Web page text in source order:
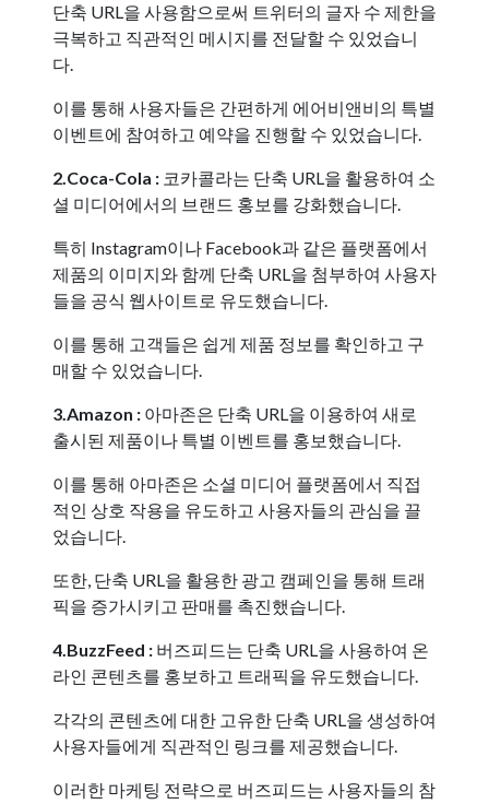
단축 URL을 사용함으로써 트위터의 글자 수 제한을
극복하고 직관적인 메시지를 전달할 수 있었습니
다.
이를 통해 사용자들은 간편하게 에어비앤비의 특별
이벤트에 참여하고 예약을 진행할 수 있었습니다.
2.Coca-Cola : 코카콜라는 단축 URL을 활용하여 소
셜 미디어에서의 브랜드 홍보를 강화했습니다.
특히 Instagram이나 Facebook과 같은 플랫폼에서
제품의 이미지와 함께 단축 URL을 첨부하여 사용자
들을 공식 웹사이트로 유도했습니다.
이를 통해 고객들은 쉽게 제품 정보를 확인하고 구
매할 수 있었습니다.
3.Amazon : 아마존은 단축 URL을 이용하여 새로
출시된 제품이나 특별 이벤트를 홍보했습니다.
이를 통해 아마존은 소셜 미디어 플랫폼에서 직접
적인 상호 작용을 유도하고 사용자들의 관심을 끌
었습니다.
또한, 단축 URL을 활용한 광고 캠페인을 통해 트래
픽을 증가시키고 판매를 촉진했습니다.
4.BuzzFeed : 버즈피드는 단축 URL을 사용하여 온
라인 콘텐츠를 홍보하고 트래픽을 유도했습니다.
각각의 콘텐츠에 대한 고유한 단축 URL을 생성하여
사용자들에게 직관적인 링크를 제공했습니다.
이러한 마케팅 전략으로 버즈피드는 사용자들의 참